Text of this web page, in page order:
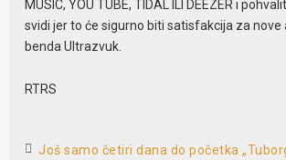
MUSIC, YOU TUBE, TIDAL ILI DEEZER i
svidi jer to će sigurno biti satisfakcija za
benda Ultrazvuk.
RTRS
Još samo četiri dana do početka